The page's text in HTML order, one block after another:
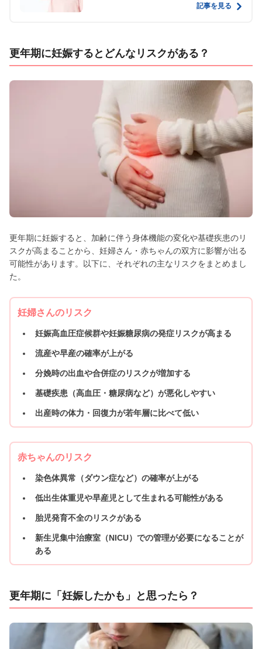
記事を見る
更年期に妊娠するとどんなリスクがある？
更年期に妊娠すると、加齢に伴う身体機能の変化や基礎疾患のリ
スクが高まることから、妊婦さん・赤ちゃんの双方に影響が出る
可能性があります。以下に、それぞれの主なリスクをまとめまし
た。
妊婦さんのリスク
妊娠高血圧症候群や妊娠糖尿病の発症リスクが高まる
流産や早産の確率が上がる
分娩時の出血や合併症のリスクが増加する
基礎疾患（高血圧・糖尿病など）が悪化しやすい
出産時の体力・回復力が若年層に比べて低い
赤ちゃんのリスク
染色体異常（ダウン症など）の確率が上がる
低出生体重児や早産児として生まれる可能性がある
胎児発育不全のリスクがある
新生児集中治療室（NICU）での管理が必要になることが
ある
更年期に「妊娠したかも」と思ったら？